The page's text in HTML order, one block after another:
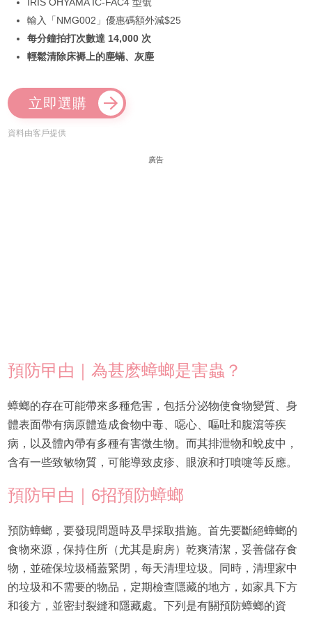
輸入「NMG002」優惠碼額外減$25
每分鐘拍打次數達 14,000 次
輕鬆清除床褥上的塵蟎、灰塵
立即選購
資料由客戶提供
廣告
預防曱甴｜為甚麽蟑螂是害蟲？
蟑螂的存在可能帶來多種危害，包括分泌物使食物變質、身
體表面帶有病原體造成食物中毒、噁心、嘔吐和腹瀉等疾
病，以及體內帶有多種有害微生物。而其排泄物和蛻皮中，
含有一些致敏物質，可能導致皮疹、眼淚和打噴嚏等反應。
預防曱甴｜6招預防蟑螂
預防蟑螂，要發現問題時及早採取措施。首先要斷絕蟑螂的
食物來源，保持住所（尤其是廚房）乾爽清潔，妥善儲存食
物，並確保垃圾桶蓋緊閉，每天清理垃圾。同時，清理家中
的垃圾和不需要的物品，定期檢查隱藏的地方，如家具下方
和後方，並密封裂縫和隱藏處。下列是有關預防蟑螂的資